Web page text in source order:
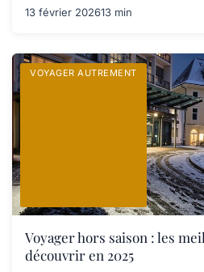
13 février 202613 min
VOYAGER AUTREMENT
Voyager hors saison : les
découvrir en 2025